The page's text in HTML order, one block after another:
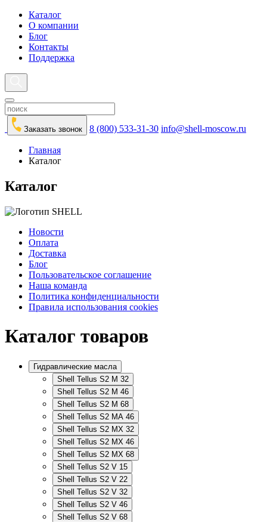
Каталог
О компании
Блог
Контакты
Поддержка
Заказать звонок 8 (800) 533-31-30 info@shell-moscow.ru
Главная
Каталог
Каталог
Новости
Оплата
Доставка
Блог
Пользовательское соглашение
Наша команда
Политика конфиденциальности
Правила использования cookies
Каталог товаров
Гидравлические масла
Shell Tellus S2 M 32
Shell Tellus S2 M 46
Shell Tellus S2 M 68
Shell Tellus S2 MA 46
Shell Tellus S2 MX 32
Shell Tellus S2 MX 46
Shell Tellus S2 MX 68
Shell Tellus S2 V 15
Shell Tellus S2 V 22
Shell Tellus S2 V 32
Shell Tellus S2 V 46
Shell Tellus S2 V 68